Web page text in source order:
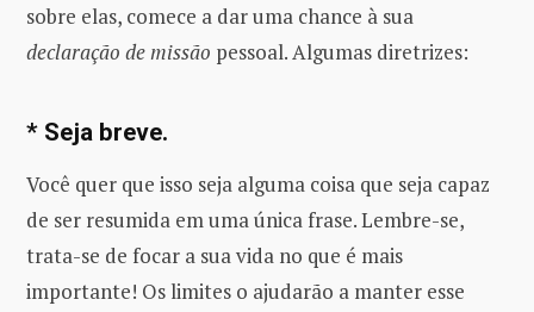
sobre elas, comece a dar uma chance à sua
declaração de missão pessoal. Algumas diretrizes:
* Seja breve.
Você quer que isso seja alguma coisa que seja capaz
de ser resumida em uma única frase. Lembre-se,
trata-se de focar a sua vida no que é mais
importante! Os limites o ajudarão a manter esse